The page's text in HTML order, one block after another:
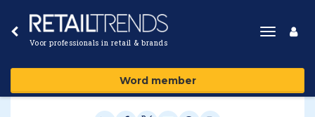
Voor professionals in retail & brands
Toggle
Word member